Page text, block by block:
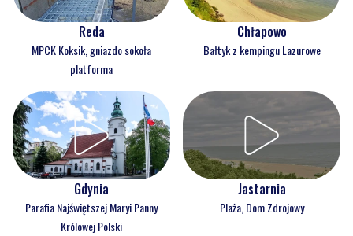
Reda
MPCK Koksik, gniazdo sokoła
platforma
Chłapowo
Bałtyk z kempingu Lazurowe
Gdynia
Parafia Najświętszej Maryi Panny
Królowej Polski
Jastarnia
Plaża, Dom Zdrojowy